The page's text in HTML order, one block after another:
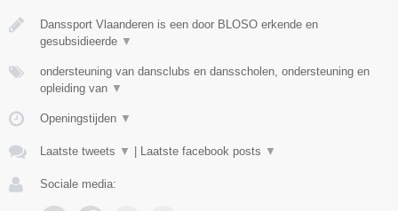
Danssport Vlaanderen is een door BLOSO erkende en
gesubsidieerde ▼
ondersteuning van dansclubs en dansscholen, ondersteuning en
opleiding van ▼
Openingstijden ▼
Laatste tweets ▼ Laatste facebook posts ▼
Sociale media: